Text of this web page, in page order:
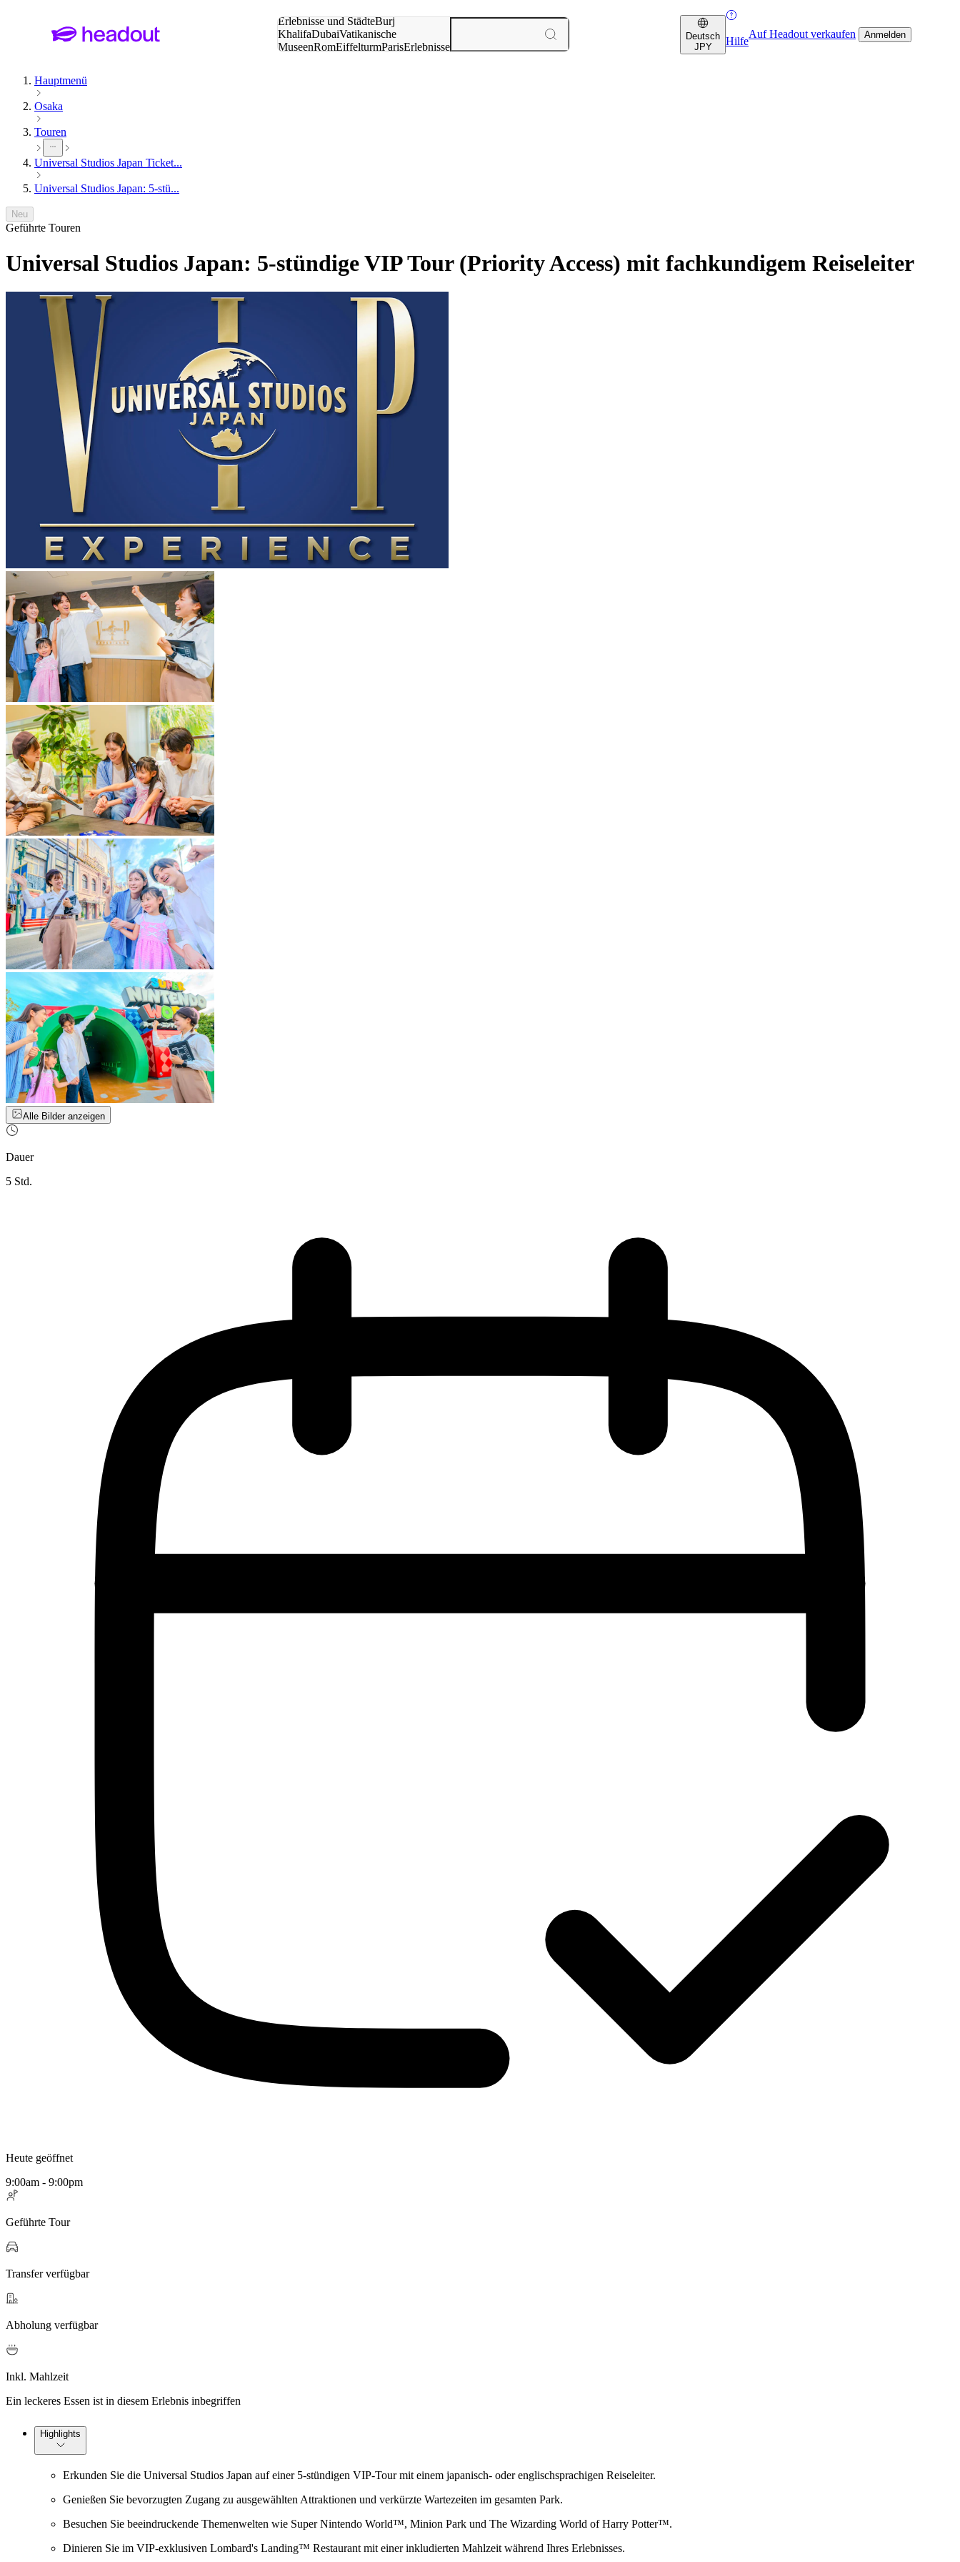
Erlebnisse und StädteBurj
KhalifaDubaiVatikanische
MuseenRomEiffelturmParisErlebnisse
Deutsch
JPY
Hilfe
Auf Headout verkaufen Anmelden
Hauptmenü
Osaka
Touren
Universal Studios Japan Ticket...
Universal Studios Japan: 5-stü...
Neu
Geführte Touren
Universal Studios Japan: 5-stündige VIP Tour (Priority Access) mit fachkundigem Reiseleiter
Alle Bilder anzeigen
Dauer
5 Std.
Heute geöffnet
9:00am - 9:00pm
Geführte Tour
Transfer verfügbar
Abholung verfügbar
Inkl. Mahlzeit
Ein leckeres Essen ist in diesem Erlebnis inbegriffen
Highlights
Erkunden Sie die Universal Studios Japan auf einer 5-stündigen VIP-Tour mit einem japanisch- oder englischsprachigen Reiseleiter.
Genießen Sie bevorzugten Zugang zu ausgewählten Attraktionen und verkürzte Wartezeiten im gesamten Park.
Besuchen Sie beeindruckende Themenwelten wie Super Nintendo World™, Minion Park und The Wizarding World of Harry Potter™.
Dinieren Sie im VIP-exklusiven Lombard's Landing™ Restaurant mit einer inkludierten Mahlzeit während Ihres Erlebnisses.